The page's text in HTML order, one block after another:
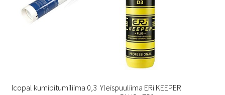
Icopal kumibitumiliima 0,3 Yleispuuliima ERi KEEPER